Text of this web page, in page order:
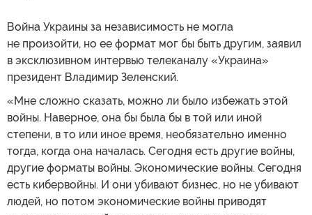
Война Украины за независимость не могла
не произойти, но ее формат мог бы быть другим, заявил
в эксклюзивном интервью телеканалу «Украина»
президент Владимир Зеленский.
«Мне сложно сказать, можно ли было избежать этой
войны. Наверное, она бы была бы в той или иной
степени, в то или иное время, необязательно именно
тогда, когда она началась. Сегодня есть другие войны,
другие форматы войны. Экономические войны. Сегодня
есть кибервойны. И они убивают бизнес, но не убивают
людей, но потом экономические войны приводят